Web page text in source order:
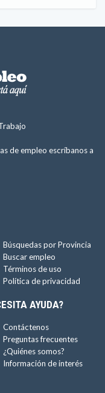
de empleo escríbanos a
Búsquedas por Provincia
Buscar empleo
Términos de uso
Política de privacidad
AYUDA?
Contáctenos
Preguntas frecuentes
¿Quiénes somos?
Información de interés